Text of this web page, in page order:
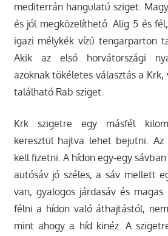
mediterrán hangulatú sziget.
és jól megközelíthető.Alig 5 és
igazi mélykék vízű tengarparton
Akik az első horvátországi
azoknak tökéletes választás a
található Rab sziget.
Krk szigetre egy másfél
keresztül hajtva lehet bejutni.
kell fizetni. A hídon egy-egy
autósáv jó széles, a sáv mellett
van, gyalogos járdasáv és
félni a hídon való áthajtástól,
mint ahogy a híd kinéz. A